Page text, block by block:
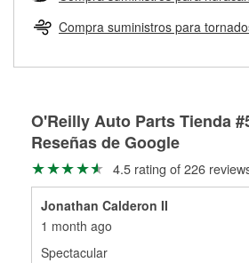
Herramientas de O'Reilly
pueden ser reutilizados, podemos
partes de reemplazo correctas para tu
Rectificación de tambores y discos de
Compra suministros para
O'Reilly Auto Parts Tienda
Reseñas de Google
4.5 rating of 226
Jonathan Calderon II
1 month ago
Spectacular